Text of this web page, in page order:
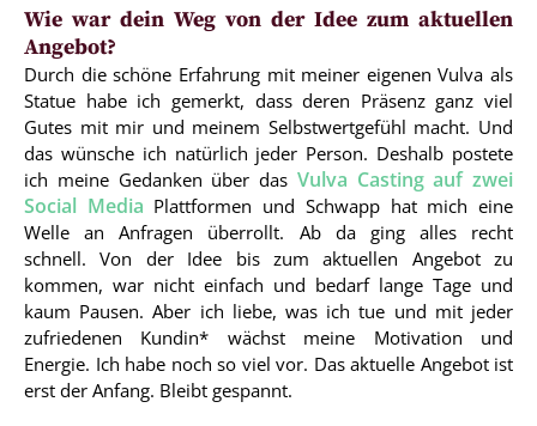
Wie war dein Weg von der Idee zum aktuellen
Angebot?
Durch die schöne Erfahrung mit meiner eigenen Vulva als
Statue habe ich gemerkt, dass deren Präsenz ganz viel
Gutes mit mir und meinem Selbstwertgefühl macht. Und
das wünsche ich natürlich jeder Person. Deshalb postete
ich meine Gedanken über das Vulva Casting auf zwei
Social Media Plattformen und Schwapp hat mich eine
Welle an Anfragen überrollt. Ab da ging alles recht
schnell. Von der Idee bis zum aktuellen Angebot zu
kommen, war nicht einfach und bedarf lange Tage und
kaum Pausen. Aber ich liebe, was ich tue und mit jeder
zufriedenen Kundin* wächst meine Motivation und
Energie. Ich habe noch so viel vor. Das aktuelle Angebot ist
erst der Anfang. Bleibt gespannt.